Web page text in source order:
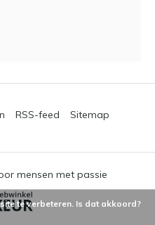
mensen met passie
RSS-feed Sitemap
te verbeteren. Is dat akkoord?